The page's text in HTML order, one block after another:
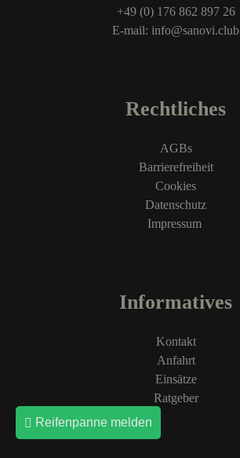
Reifenpanne melden
+49 (0) 176 862 897 26
E-mail: info@sanovi.club
Rechtliches
AGBs
Barrierefreiheit
Cookies
Datenschutz
Impressum
Informatives
Kontakt
Anfahrt
Einsätze
Ratgeber